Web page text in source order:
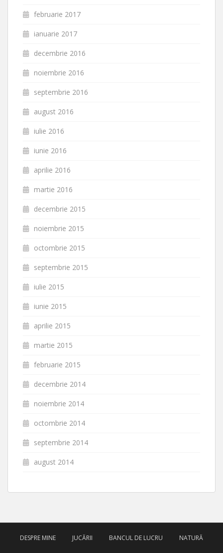
februarie 2017
ianuarie 2017
decembrie 2016
noiembrie 2016
septembrie 2016
august 2016
iulie 2016
iunie 2016
aprilie 2016
martie 2016
decembrie 2015
noiembrie 2015
octombrie 2015
septembrie 2015
iulie 2015
iunie 2015
aprilie 2015
martie 2015
februarie 2015
decembrie 2014
noiembrie 2014
octombrie 2014
septembrie 2014
august 2014
DESPRE MINE JUCĂRII BANCUL DE LUCRU NATURĂ